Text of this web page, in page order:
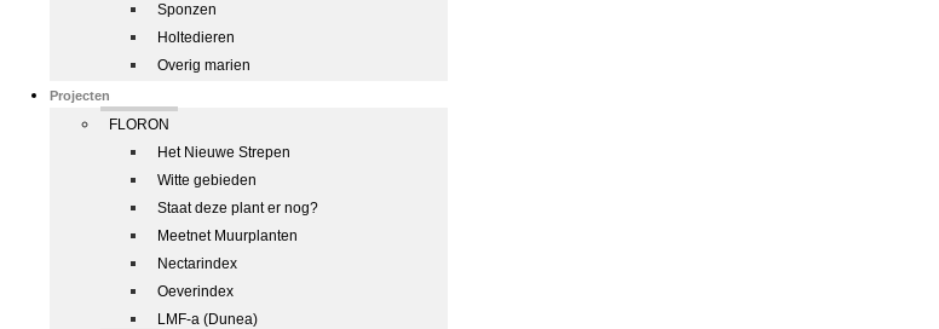
Sponzen
Holtedieren
Overig marien
Projecten
FLORON
Het Nieuwe Strepen
Witte gebieden
Staat deze plant er nog?
Meetnet Muurplanten
Nectarindex
Oeverindex
LMF-a (Dunea)